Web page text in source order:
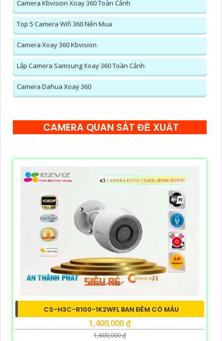
Camera Kbvision Xoay 360 Toàn Cảnh
Top 5 Camera Wifi 360 Nên Mua
Camera Xoay 360 Kbvision
Lắp Camera Samsung Xoay 360 Toàn Cảnh
Camera Dahua Xoay 360
CAMERA QUAN SÁT ĐỀ XUẤT
CS-H3C-R100-1K2WFL BAN ĐÊM CÓ MÀU
1,400,000 ₫
1,600,000 ₫